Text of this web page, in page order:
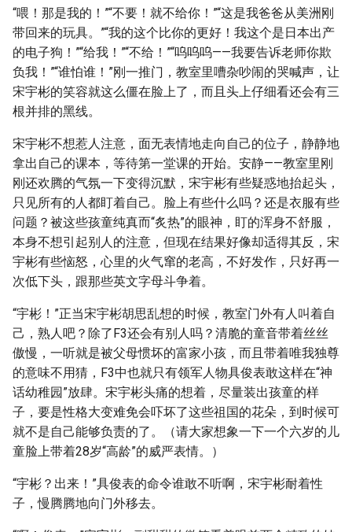
“喂！那是我的！”“不要！就不给你！”“这是我爸爸从美洲刚
带回来的玩具。”“我的这个比你的更好！我这个是日本出产
的电子狗！”“给我！”“不给！”“呜呜呜——我要告诉老师你欺
负我！”“谁怕谁！”刚一推门，教室里嘈杂吵闹的哭喊声，让
宋宇彬的笑容就这么僵在脸上了，而且头上仔细看还会有三
根并排的黑线。
宋宇彬不想惹人注意，面无表情地走向自己的位子，静静地
拿出自己的课本，等待第一堂课的开始。安静——教室里刚
刚还欢腾的气氛一下变得沉默，宋宇彬有些疑惑地抬起头，
只见所有的人都盯着自己。脸上有些什么吗？还是衣服有些
问题？被这些孩童纯真而“炙热”的眼神，盯的浑身不舒服，
本身不想引起别人的注意，但现在结果好像却适得其反，宋
宇彬有些恼怒，心里的火气窜的老高，不好发作，只好再一
次低下头，跟那些英文字母斗争着。
“宇彬！”正当宋宇彬胡思乱想的时候，教室门外有人叫着自
己，熟人吧？除了F3还会有别人吗？清脆的童音带着丝丝
傲慢，一听就是被父母惯坏的富家小孩，而且带着唯我独尊
的意味不用猜，F3中也就只有领军人物具俊表敢这样在“神
话幼稚园”放肆。宋宇彬头痛的想着，尽量装出孩童的样
子，要是性格大变难免会吓坏了这些祖国的花朵，到时候可
就不是自己能够负责的了。（请大家想象一下一个六岁的儿
童脸上带着28岁“高龄”的威严表情。）
“宇彬？出来！”具俊表的命令谁敢不听啊，宋宇彬耐着性
子，慢腾腾地向门外移去。